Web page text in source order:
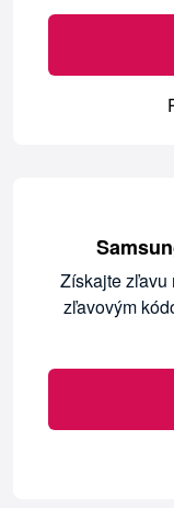
Získajte zľavu
zľavovým